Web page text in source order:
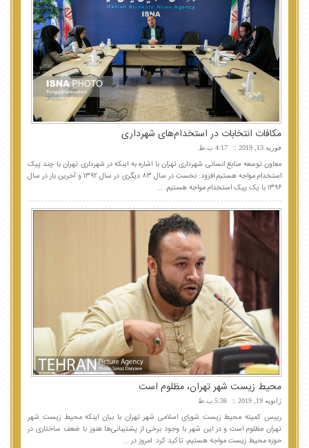
مکافات انتخابات در استخدام‌های شهرداری
فوریه 13, 2019 4:17 ب.ظ
معاون توسعه منابع انسانی شهرداری تهران با اشاره به اینکه در شهرداری تهران با چند پیک
استخدام مواجه هستیم افزود: نخست در سال ۸۳ دیگری در سال ۱۳۹۲ و آخرین بار در سال
۱۳۹۶ با یک پیک استخدام مواجه هستیم. ...
محیط زیست شهر تهران، مظلوم است
ژانویه 19, 2019 5:36 ب.ظ
رییس کمیته محیط زیست شورای اسلامی شهر تهران با بیان اینکه محیط زیست شهر
تهران مظلوم است و در این شهر با وجود برخی از پشتیبانی‌ها هنوز با ضعف ساختاری در
حوزه محیط زیست مواجه هستیم، تاکید کرد: امروز در ...